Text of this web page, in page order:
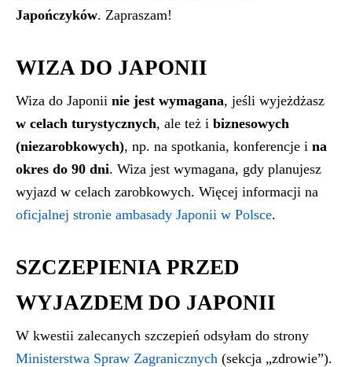
Japończyków. Zapraszam!
WIZA DO JAPONII
Wiza do Japonii nie jest wymagana, jeśli wyjeżdżasz
w celach turystycznych, ale też i biznesowych
(niezarobkowych), np. na spotkania, konferencje i na
okres do 90 dni. Wiza jest wymagana, gdy planujesz
wyjazd w celach zarobkowych. Więcej informacji na
oficjalnej stronie ambasady Japonii w Polsce.
SZCZEPIENIA PRZED
WYJAZDEM DO JAPONII
W kwestii zalecanych szczepień odsyłam do strony
Ministerstwa Spraw Zagranicznych (sekcja „zdrowie”).